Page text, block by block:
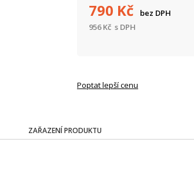
790 Kč
bez DPH
956Kč s DPH
Poptat lepší cenu
ZAŘAZENÍ PRODUKTU